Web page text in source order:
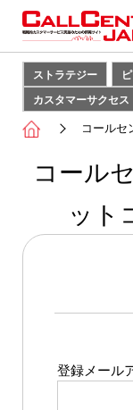
ストラテジー
カスタマーサクセス
コールセ
コール
ット
登録メール